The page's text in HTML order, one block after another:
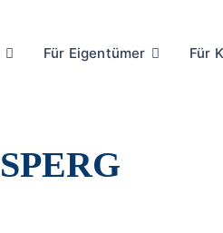
Für Eigentümer Für